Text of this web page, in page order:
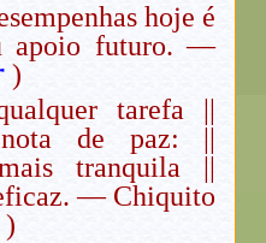
hoje é
apoio futuro. —
)
tarefa ||
de paz: ||
tranquila ||
— Chiquito
)